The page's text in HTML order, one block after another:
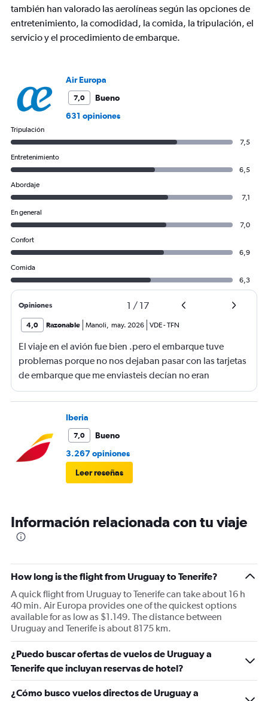
Y
axis
displaying
values.
2400.
también han valorado las aerolíneas según las opciones de
entretenimiento, la comodidad, la comida, la tripulación, el
servicio y el procedimiento de embarque.
Air Europa
7,0
Bueno
631 opiniones
Tripulación
7,5
Entretenimiento
6,5
Abordaje
7,1
En general
7,0
Confort
6,9
Comida
6,3
Opiniones 1 / 17
4,0 Razonable Manoli, may. 2026 VDE-TFN
El viaje en el avión fue bien .pero el embarque tuve
problemas porque no nos dejaban pasar con las tarjetas
de embarque que me enviasteis decían no eran
completas nonponia vuelo y querían los billetes y yo no
los tenía casi perdemos el vuelo.suerte de una chica que
nos dejó pasar
Iberia
7,0
Bueno
3.267 opiniones
Leer reseñas
Información relacionada con tu viaje
How long is the flight from Uruguay to Tenerife?
A quick flight from Uruguay to Tenerife can take about 16 h
40 min. Air Europa provides one of the quickest options
available for as low as $1.149. The distance between
Uruguay and Tenerife is about 8175 km.
¿Puedo buscar ofertas de vuelos de Uruguay a
Tenerife que incluyan reservas de hotel?
¿Cómo busco vuelos directos de Uruguay a